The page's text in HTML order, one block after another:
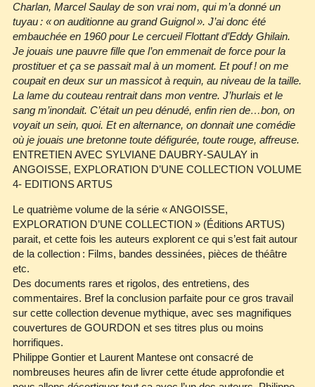
Charlan, Marcel Saulay de son vrai nom, qui m’a donné un
tuyau : « on auditionne au grand Guignol ». J’ai donc été
embauchée en 1960 pour Le cercueil Flottant d’Eddy Ghilain.
Je jouais une pauvre fille que l’on emmenait de force pour la
prostituer et ça se passait mal à un moment. Et pouf ! on me
coupait en deux sur un massicot à requin, au niveau de la taille.
La lame du couteau rentrait dans mon ventre. J’hurlais et le
sang m’inondait. C’était un peu dénudé, enfin rien de…bon, on
voyait un sein, quoi. Et en alternance, on donnait une comédie
où je jouais une bretonne toute défigurée, toute rouge, affreuse.
ENTRETIEN AVEC SYLVIANE DAUBRY‐SAULAY in
ANGOISSE, EXPLORATION D’UNE COLLECTION VOLUME
4- EDITIONS ARTUS
Le quatrième volume de la série « ANGOISSE,
EXPLORATION D’UNE COLLECTION » (Éditions ARTUS)
parait, et cette fois les auteurs explorent ce qui s’est fait autour
de la collection : Films, bandes dessinées, pièces de théâtre
etc.
Des documents rares et rigolos, des entretiens, des
commentaires. Bref la conclusion parfaite pour ce gros travail
sur cette collection devenue mythique, avec ses magnifiques
couvertures de GOURDON et ses titres plus ou moins
horrifiques.
Philippe Gontier et Laurent Mantese ont consacré de
nombreuses heures afin de livrer cette étude approfondie et